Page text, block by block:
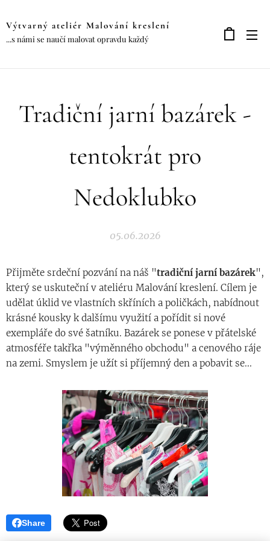
Výtvarný ateliér Malování kreslení
...s námi se naučí malovat opravdu každý
Tradiční jarní bazárek -
tentokrát pro
Nedoklubko
05.06.2026
Přijměte srdeční pozvání na náš "tradiční jarní bazárek",
který se uskuteční v ateliéru Malování kreslení. Cílem je
udělat úklid ve vlastních skříních a poličkách, nabídnout
krásné kousky k dalšímu využití a pořídit si nové
exempláře do své šatníku. Bazárek se ponese v přátelské
atmosféře takřka "výměnného obchodu" a cenového ráje
na zemi. Smyslem je užít si příjemný den a pobavit se...
Share